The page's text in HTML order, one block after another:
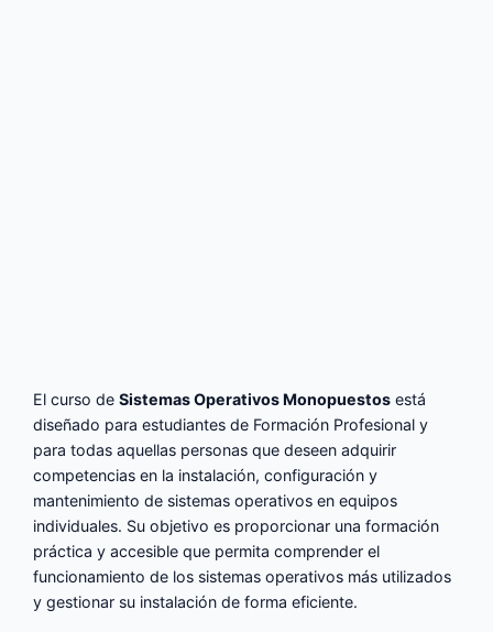
El curso deSistemas Operativos Monopuestos está
diseñado para estudiantes de Formación Profesional y
para todas aquellas personas que deseen adquirir
competencias en la instalación, configuración y
mantenimiento de sistemas operativos en equipos
individuales. Su objetivo es proporcionar una formación
práctica y accesible que permita comprender el
funcionamiento de los sistemas operativos más utilizados
y gestionar su instalación de forma eficiente.